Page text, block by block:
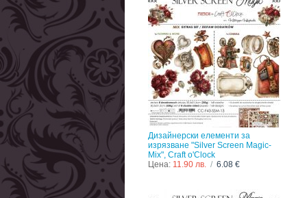
Дизайнерски елементи за
изрязване "Silver Screen Magic-
Mix", Craft o'Clock
Цена: 11.90 лв. / 6.08 €